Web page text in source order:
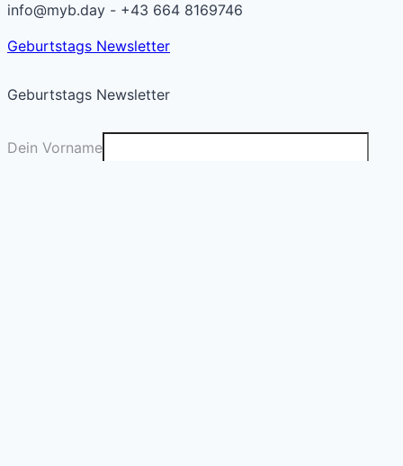
info@myb.day - +43 664 8169746
Geburtstags Newsletter
Geburtstags Newsletter
Dein Vorname